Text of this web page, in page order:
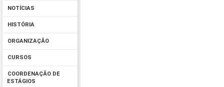
NOTÍCIAS
HISTÓRIA
ORGANIZAÇÃO
CURSOS
COORDENAÇÃO DE
ESTÁGIOS